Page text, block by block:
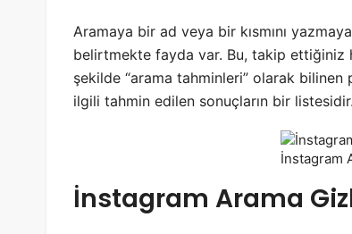
Aramaya bir ad veya bir kısmını
belirtmekte fayda var. Bu, takip ettiğiniz
şekilde “arama tahminleri” olarak
ilgili tahmin edilen sonuçların bir listesidir.
İnstagram
İnstagram Arama